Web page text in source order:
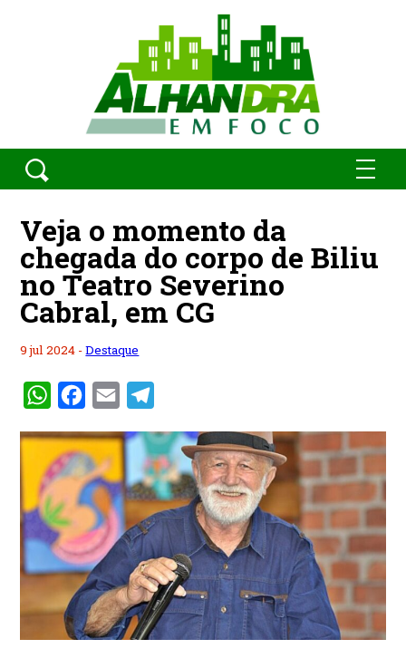
Veja o momento da
chegada do corpo de Biliu
no Teatro Severino
Cabral, em CG
9 jul 2024 -Destaque
WhatsAppFacebook
Email